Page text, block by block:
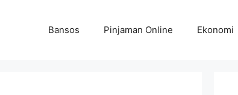
Bansos Pinjaman Online Ekonomi